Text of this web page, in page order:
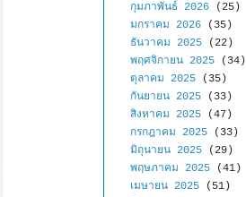
กุมภาพันธ์ 2026 (25)
มกราคม 2026 (35)
ธันวาคม 2025 (22)
พฤศจิกายน 2025 (34)
ตุลาคม 2025 (35)
กันยายน 2025 (33)
สิงหาคม 2025 (47)
กรกฎาคม 2025 (33)
มิถุนายน 2025 (29)
พฤษภาคม 2025 (41)
เมษายน 2025 (51)